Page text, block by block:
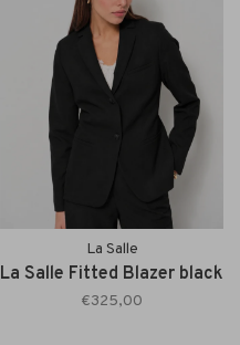
La Salle
La Salle Fitted Blazer black
€325,00